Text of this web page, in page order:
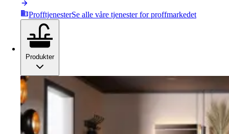
ProfftjenesterSe alle våre tjenester for proffmarkedet
Produkter